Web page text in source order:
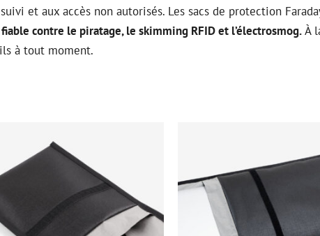
et aux accès non autorisés. Les sacs de protection
contre le piratage, le skimming RFID et l’électrosmog.À
à tout moment.